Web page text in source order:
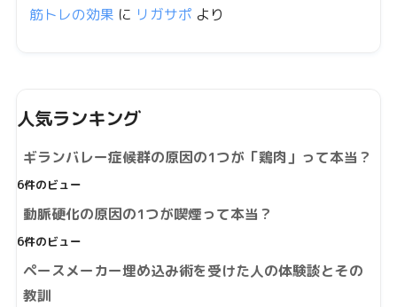
筋トレの効果 に リガサポ より
人気ランキング
ギランバレー症候群の原因の1つが「鶏肉」って本当？
6件のビュー
動脈硬化の原因の1つが喫煙って本当？
6件のビュー
ペースメーカー埋め込み術を受けた人の体験談とその
教訓